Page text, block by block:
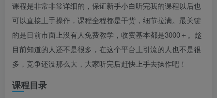
课程是非常非常详细的，保证新手小白听完我的课程以后也
可以直接上手操作，课程全程都是干货，细节拉满。最关键
的是目前市面上没有人免费教学，收费基本都是3000＋。趁
目前知道的人还不是很多，在这个平台上引流的人也不是很
多，竞争还没那么大，大家听完后赶快上手去操作吧！
课程目录